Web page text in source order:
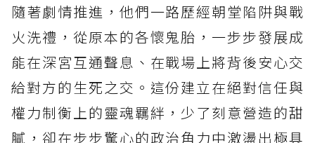
隨著劇情推進，他們一路歷經朝堂陷阱與戰
火洗禮，從原本的各懷鬼胎，一步步發展成
能在深宮互通聲息、在戰場上將背後安心交
給對方的生死之交。這份建立在絕對信任與
權力制衡上的靈魂羈絆，少了刻意營造的甜
膩，卻在步步驚心的政治角力中激盪出極具